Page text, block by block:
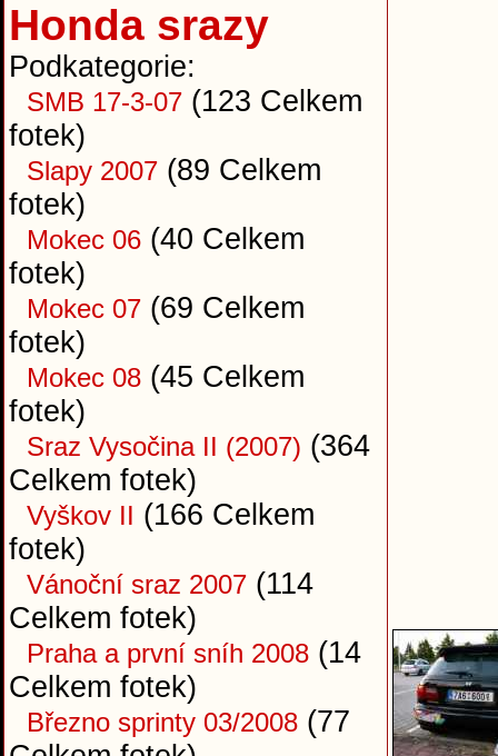
Honda srazy
Podkategorie:
SMB 17-3-07 (123 Celkem
fotek)
Slapy 2007 (89 Celkem
fotek)
Mokec 06 (40 Celkem
fotek)
Mokec 07 (69 Celkem
fotek)
Mokec 08 (45 Celkem
fotek)
Sraz Vysočina II (2007) (364
Celkem fotek)
Vyškov II (166 Celkem
fotek)
Vánoční sraz 2007 (114
Celkem fotek)
Praha a první sníh 2008 (14
Celkem fotek)
Březno sprinty 03/2008 (77